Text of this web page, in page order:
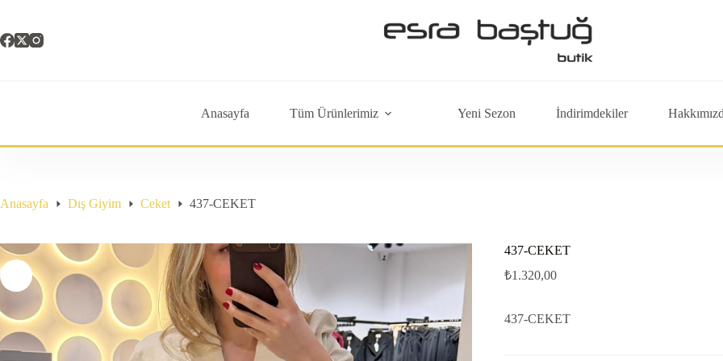
content
Anasayfa Tüm Ürünlerimiz Yeni Sezon İndirimdekiler
Anasayfa Dış Giyim Ceket 437-CEKET
437-CEKET
₺1.320,00
437-CEKET